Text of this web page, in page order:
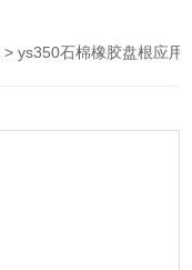
> ys350石棉橡胶盘根应用环境